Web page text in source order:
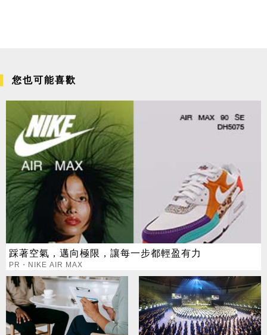
您也可能喜歡
踩著空氣，邁向極限，讓每一步都輕盈有力
PR・NIKE AIR MAX